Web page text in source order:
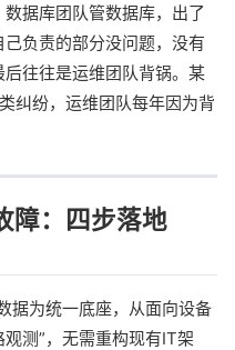
据库团队管数据库，出了
负责的部分没问题，没有
往往是运维团队背锅。某
纠纷，运维团队每年因为背
障：四步落地
据为统一底座，从面向设备
测”，无需重构现有IT架